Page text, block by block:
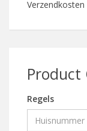
Verzendkosten
Product
Regels